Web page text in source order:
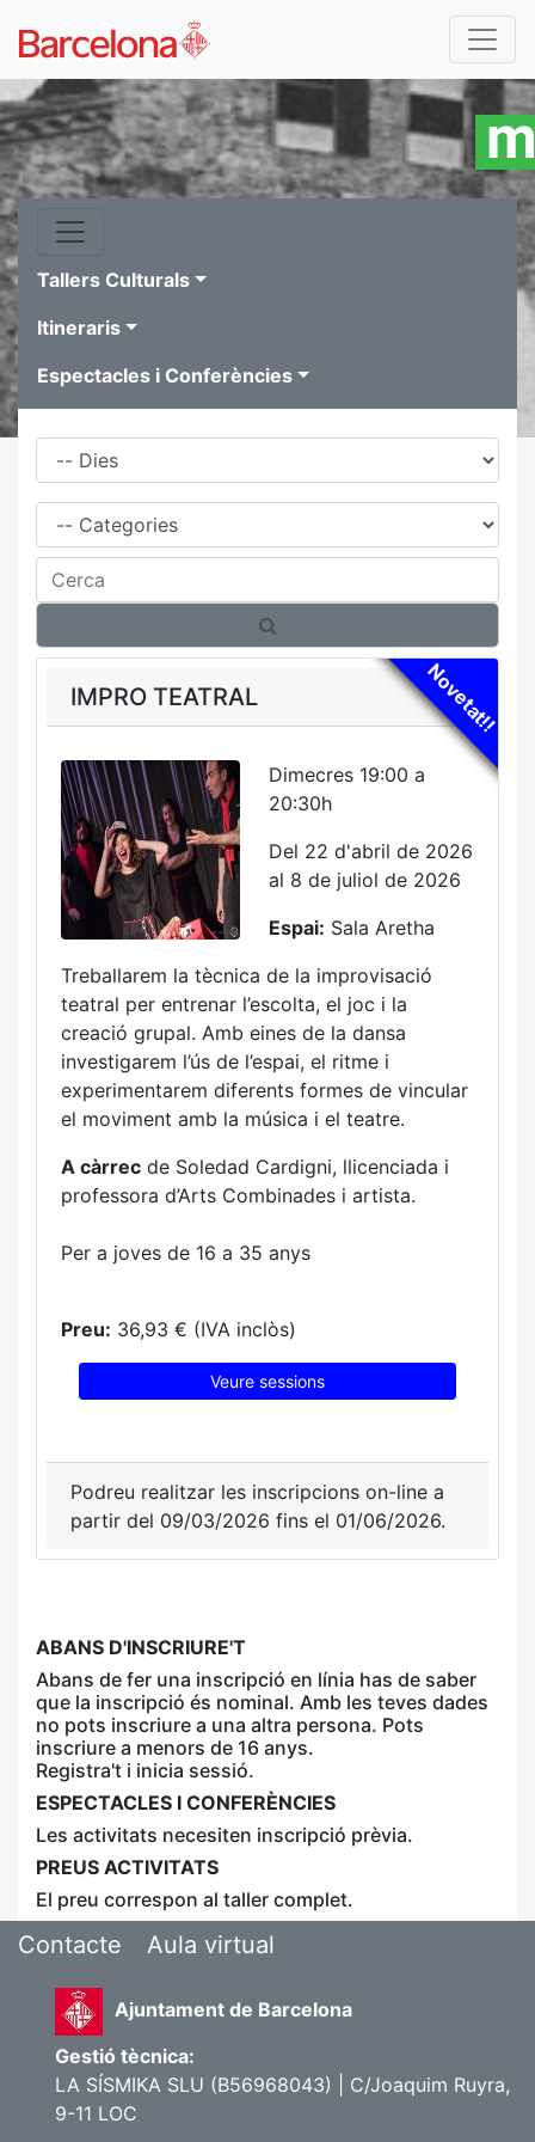
Tallers Culturals
Itineraris
Espectacles i Conferències
Dies
Família
Cerca
Novetat!!
IMPRO TEATRAL
Dimecres 19:00 a
20:30h
Del 22 d'abril de 2026
al 8 de juliol de 2026
Espai: Sala Aretha
Treballarem la tècnica de la improvisació
teatral per entrenar l’escolta, el joc i la
creació grupal. Amb eines de la dansa
investigarem l’ús de l’espai, el ritme i
experimentarem diferents formes de vincular
el moviment amb la música i el teatre.
A càrrec de Soledad Cardigni, llicenciada i
professora d’Arts Combinades i artista.
Per a joves de 16 a 35 anys
Preu: 36,93 € (IVA inclòs)
Veure sessions
Podreu realitzar les inscripcions on-line a
partir del 09/03/2026 fins el 01/06/2026.
ABANS D'INSCRIURE'T
Abans de fer una inscripció en línia has de saber
que la inscripció és nominal. Amb les teves dades
no pots inscriure a una altra persona. Pots
inscriure a menors de 16 anys.
Registra't i inicia sessió.
ESPECTACLES I CONFERÈNCIES
Les activitats necesiten inscripció prèvia.
PREUS ACTIVITATS
El preu correspon al taller complet.
Contacte Aula virtual
Ajuntament de Barcelona
Gestió tècnica:
LA SÍSMIKA SLU (B56968043) | C/Joaquim Ruyra,
9-11 LOC